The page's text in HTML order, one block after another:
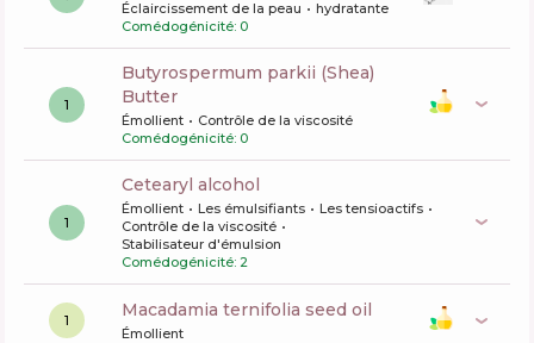
Éclaircissement de la peau
hydratante
Comédogénicité: 0
1
butyrospermum parkii (Shea)
Butter
Émollient
Contrôle de la viscosité
Comédogénicité: 0
1
cetearyl alcohol
Émollient Les émulsifiants
Les tensioactifs
Contrôle de la viscosité
Stabilisateur d'émulsion
Comédogénicité: 2
1 macadamia ternifolia seed oil
Émollient